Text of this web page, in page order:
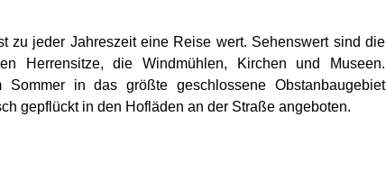
zu jeder Jahreszeit eine Reise wert. Sehenswert sind die
Herrensitze, die Windmühlen, Kirchen und Museen.
in das größte geschlossene Obstanbaugebiet
gepflückt in den Hofläden an der Straße angeboten.